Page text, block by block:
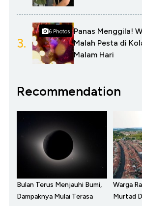
3.
6 Photos
Panas Menggila!
Malah Pesta di
Malam Hari
Recommendation
Bulan Terus Menjauhi Bumi,
Dampaknya Mulai Terasa
Warga
Murtad